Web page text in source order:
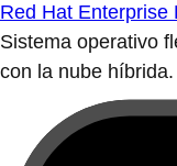
Red Hat Enterprise
Sistema operativo
con la nube híbrida.